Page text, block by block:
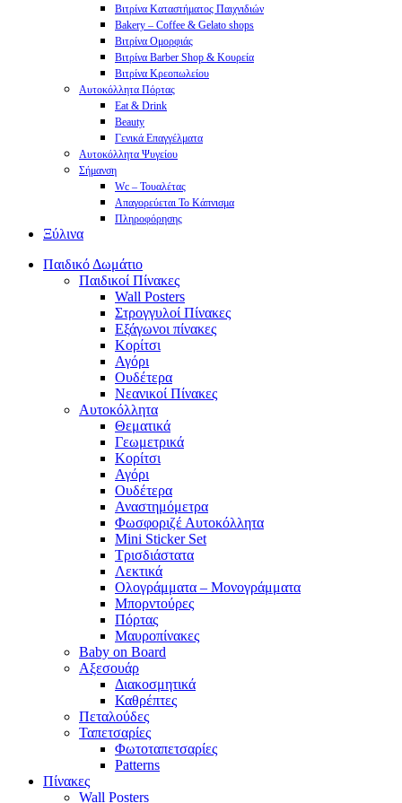
Βιτρίνα Καταστήματος Παιχνιδιών
Bakery – Coffee & Gelato shops
Βιτρίνα Ομορφιάς
Βιτρίνα Barber Shop & Κουρεία
Βιτρίνα Κρεοπωλείου
Αυτοκόλλητα Πόρτας
Eat & Drink
Beauty
Γενικά Επαγγέλματα
Αυτοκόλλητα Ψυγείου
Σήμανση
Wc – Τουαλέτας
Απαγορεύεται Το Κάπνισμα
Πληροφόρησης
Ξύλινα
Παιδικό Δωμάτιο
Παιδικοί Πίνακες
Wall Posters
Στρογγυλοί Πίνακες
Εξάγωνοι πίνακες
Κορίτσι
Αγόρι
Ουδέτερα
Νεανικοί Πίνακες
Αυτοκόλλητα
Θεματικά
Γεωμετρικά
Κορίτσι
Αγόρι
Ουδέτερα
Αναστημόμετρα
Φωσφοριζέ Αυτοκόλλητα
Mini Sticker Set
Tρισδιάστατα
Λεκτικά
Ολογράμματα – Μονογράμματα
Μπορντούρες
Πόρτας
Μαυροπίνακες
Baby on Board
Αξεσουάρ
Διακοσμητικά
Καθρέπτες
Πεταλούδες
Ταπετσαρίες
Φωτοταπετσαρίες
Patterns
Πίνακες
Wall Posters